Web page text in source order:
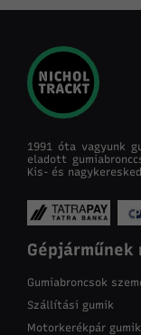
1991 óta vagyunk
eladott
Kis- és
Gumiabroncsok
Szállítási gumik
Motorkerékpár gumik